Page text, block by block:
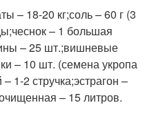
– 18-20 кг;соль – 60 г (3
– 1 большая
– 25 шт.;вишневые
– 10 шт. (семена укропа
1-2 стручка;эстрагон –
– 15 литров.